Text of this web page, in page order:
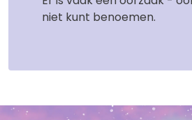
niet kunt benoemen.